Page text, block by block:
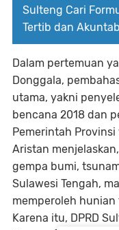
Sulteng Cari
Tertib dan
Dalam pertemuan
Donggala,
utama, yakni
bencana 2018 dan
Pemerintah
Aristan
gempa bumi,
Sulawesi Tengah,
memperoleh hunian
Karena itu, DPRD